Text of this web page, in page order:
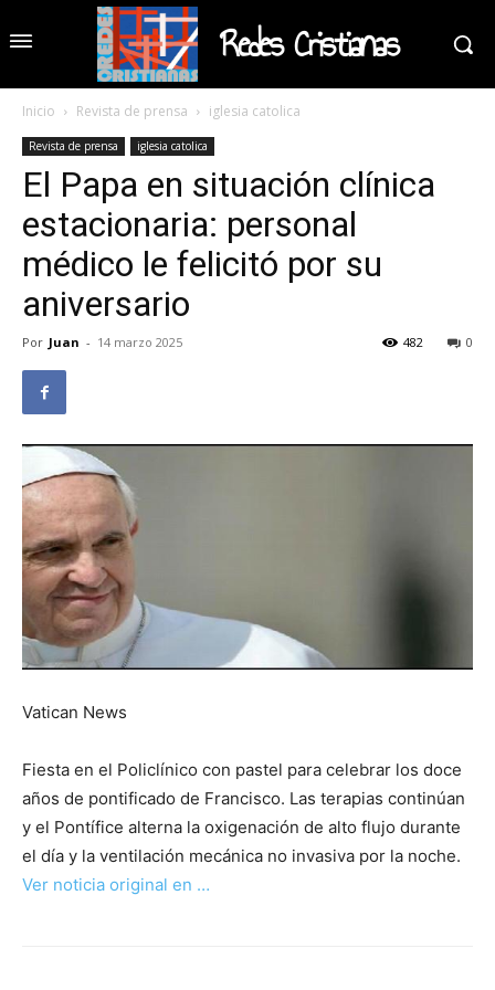
Redes Cristianas
Inicio Revista de prensa iglesia catolica
Revista de prensa iglesia catolica
El Papa en situación clínica
estacionaria: personal
médico le felicitó por su
aniversario
Por Juan - 14 marzo 2025 0
482
Vatican News
Fiesta en el Policlínico con pastel para celebrar los doce
años de pontificado de Francisco. Las terapias continúan
y el Pontífice alterna la oxigenación de alto flujo durante
el día y la ventilación mecánica no invasiva por la noche.
Ver noticia original en …